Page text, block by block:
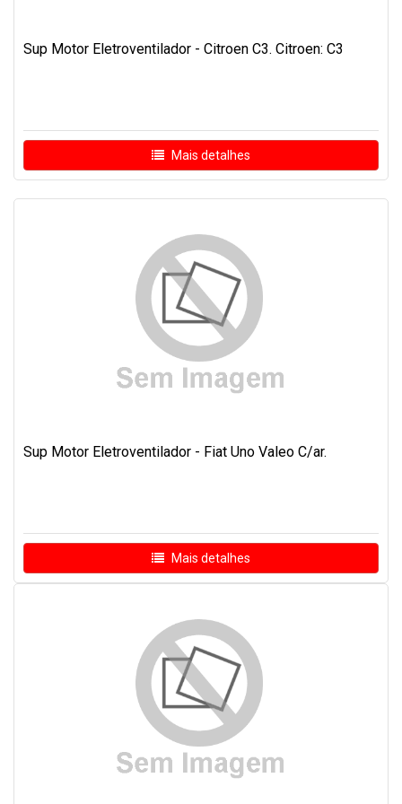
Sup Motor Eletroventilador - Citroen C3. Citroen: C3
Mais detalhes
Sup Motor Eletroventilador - Fiat Uno Valeo C/ar.
Mais detalhes